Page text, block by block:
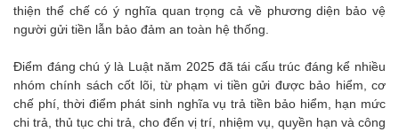
thiện thể chế có ý nghĩa quan trọng cả về phương diện bảo vệ
người gửi tiền lẫn bảo đảm an toàn hệ thống.
Điểm đáng chú ý là Luật năm 2025 đã tái cấu trúc đáng kể nhiều
nhóm chính sách cốt lõi, từ phạm vi tiền gửi được bảo hiểm, cơ
chế phí, thời điểm phát sinh nghĩa vụ trả tiền bảo hiểm, hạn mức
chi trả, thủ tục chi trả, cho đến vị trí, nhiệm vụ, quyền hạn và công